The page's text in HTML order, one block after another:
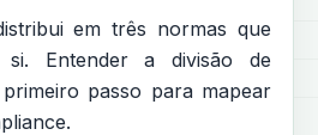
em três normas que
si. Entender a divisão de
passo para mapear